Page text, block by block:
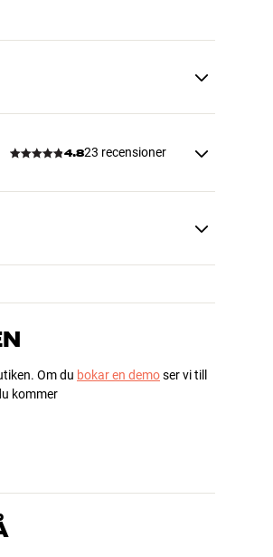
4.823 recensioner
Om du bokar en demoser vi till
kommer